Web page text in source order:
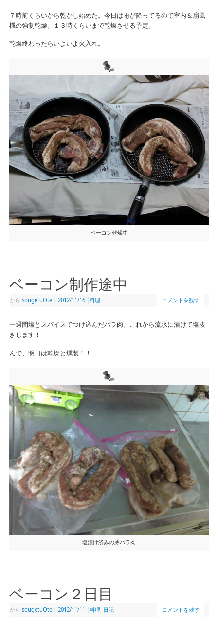
７時前くらいから乾かし始めた。今日は雨が降ってるので室内＆扇風
機の強制乾燥。１３時くらいまで乾燥させる予定。
乾燥終わったらいよいよ火入れ。
ベーコン乾燥中
ベーコン制作途中
から sougetuOte 2012/11/16 料理 コメントを残す
一週間塩とスパイスでつけ込んだバラ肉。これから流水に漬けて塩抜
きします！
んで、明日は乾燥と燻製！！
塩漬け済みの豚バラ肉
ベーコン２日目
から sougetuOte 2012/11/11 料理 日記 コメントを残す